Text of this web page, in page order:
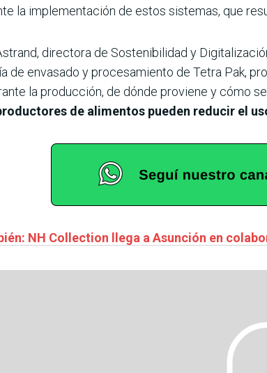
la implementación de estos sistemas, que
directora de Sostenibilidad y
de envasado y procesamiento de Tetra Pak,
la producción, de dónde proviene y cómo se
de alimentos pueden reducir el
NH Collection llega a Asunción en